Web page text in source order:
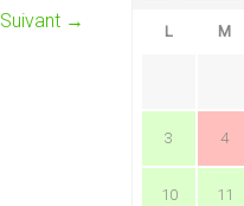
Suivant → L M
3 4
10 11